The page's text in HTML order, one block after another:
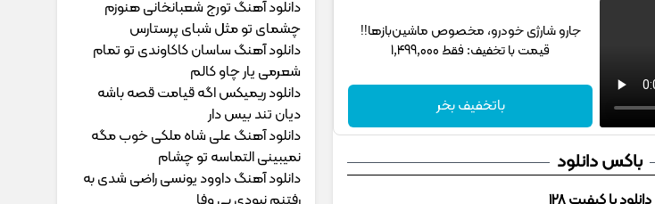
جارو شارژی خودرو، مخصوص ماشین‌باز‌ها!!
قیمت با تخفیف: فقط 1,499,000
باتخفیف بخر
باکس دانلود
دانلود آهنگ تورج شعبانخانی هنوزم
چشمای تو مثل شبای پرستارس
دانلود آهنگ ساسان کاکاوندی تو تمام
شعرمی یار چاو کالم
دانلود ریمیکس اگه قیامت قصه باشه
دیان تند بیس دار
دانلود آهنگ علی شاه ملکی خوب مگه
نمیبینی التماسه تو چشام
دانلود آهنگ داوود یونسی راﺿﻰ ﺷﺪی ﺑﻪ